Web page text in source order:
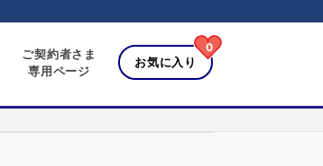
ご契約者さま
専用ページ
お気に入り
0